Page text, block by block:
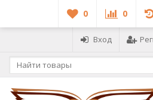
0 0
Вход